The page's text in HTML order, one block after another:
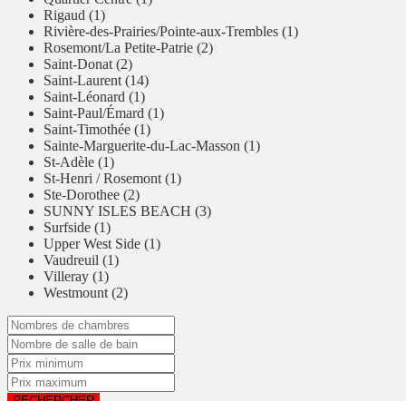
Rigaud (1)
Rivière-des-Prairies/Pointe-aux-Trembles (1)
Rosemont/La Petite-Patrie (2)
Saint-Donat (2)
Saint-Laurent (14)
Saint-Léonard (1)
Saint-Paul/Émard (1)
Saint-Timothée (1)
Sainte-Marguerite-du-Lac-Masson (1)
St-Adèle (1)
St-Henri / Rosemont (1)
Ste-Dorothee (2)
SUNNY ISLES BEACH (3)
Surfside (1)
Upper West Side (1)
Vaudreuil (1)
Villeray (1)
Westmount (2)